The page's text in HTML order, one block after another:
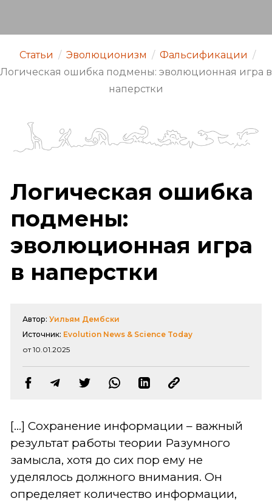
Статьи / Эволюционизм / Фальсификации /
Логическая ошибка подмены: эволюционная игра в
наперстки
Логическая ошибка
подмены:
эволюционная игра
в наперстки
Автор: Уильям Дембски
Источник: Evolution News & Science Today
от 10.01.2025
[...] Сохранение информации – важный
результат работы теории Разумного
замысла, хотя до сих пор ему не
уделялось должного внимания. Он
определяет количество информации,